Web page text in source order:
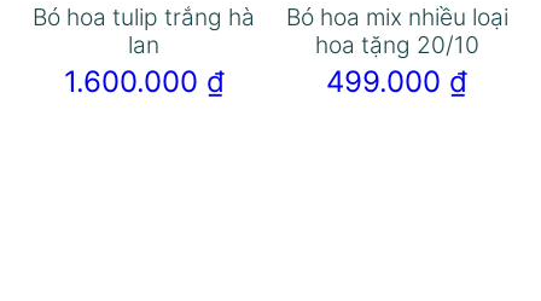
Bó hoa tulip trắng hà
lan
1.600.000 ₫
Bó hoa mix nhiều loại
hoa tặng 20/10
499.000 ₫